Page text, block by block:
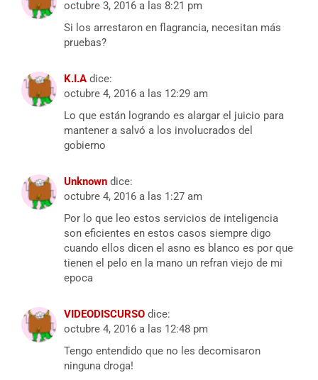
octubre 3, 2016 a las 8:21 pm
Si los arrestaron en flagrancia, necesitan más
pruebas?
K.I.A dice:
octubre 4, 2016 a las 12:29 am
Lo que están logrando es alargar el juicio para
mantener a salvó a los involucrados del
gobierno
Unknown dice:
octubre 4, 2016 a las 1:27 am
Por lo que leo estos servicios de inteligencia
son eficientes en estos casos siempre digo
cuando ellos dicen el asno es blanco es por que
tienen el pelo en la mano un refran viejo de mi
epoca
VIDEODISCURSO dice:
octubre 4, 2016 a las 12:48 pm
Tengo entendido que no les decomisaron
ninguna droga!